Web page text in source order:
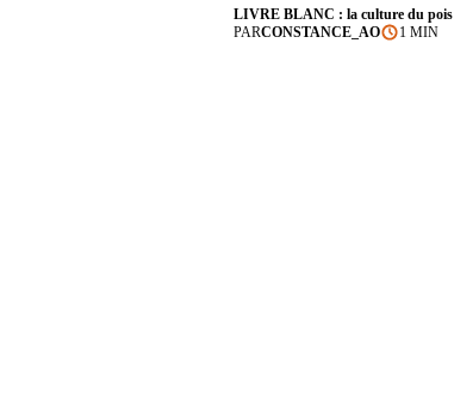
LIVRE BLANC : la culture du pois
PARCONSTANCE_AO 1 MIN